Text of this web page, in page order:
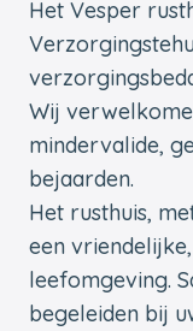
Het Vesper
Wij
mindervalide,
bejaarden.
Het rusthuis,
een
leefomgeving.
begeleiden bij